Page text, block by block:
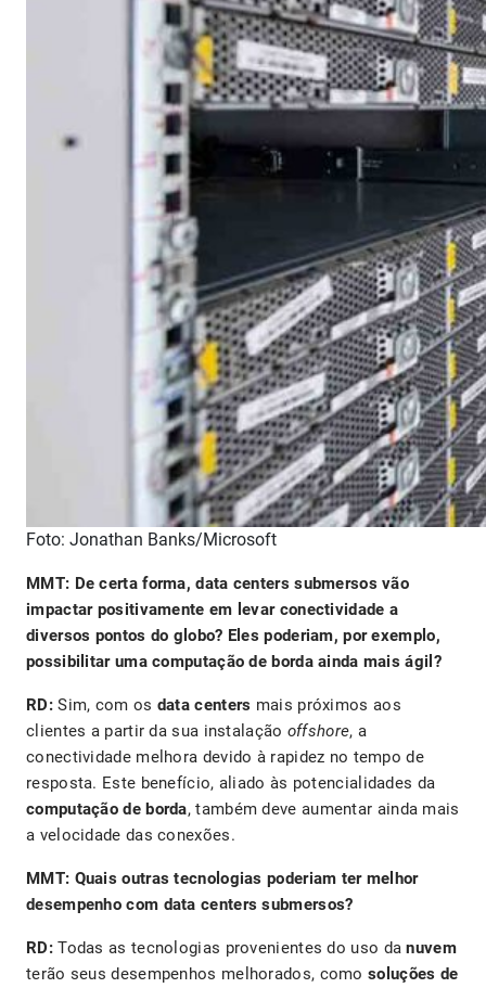
Foto: Jonathan Banks/Microsoft
MMT: De certa forma, data centers submersos vão
impactar positivamente em levar conectividade a
diversos pontos do globo? Eles poderiam, por exemplo,
possibilitar uma computação de borda ainda mais ágil?
RD:Sim, com os data centers mais próximos aos
clientes a partir da sua instalação offshore, a
conectividade melhora devido à rapidez no tempo de
resposta. Este benefício, aliado às potencialidades da
computação de borda, também deve aumentar ainda mais
a velocidade das conexões.
MMT: Quais outras tecnologias poderiam ter melhor
desempenho com data centers submersos?
RD:Todas as tecnologias provenientes do uso danuvem
terão seus desempenhos melhorados, como soluções de